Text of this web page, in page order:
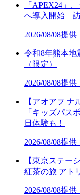
「APEX24」
へ導入開始 訪
2026/08/08提供
令和8年熊本
（限定）
2026/08/08提供
【アオアヲ ナ
「キッズパス
日体験も！
2026/08/08提供
【東京ステー
紅茶の旅 アト
2026/08/08提供